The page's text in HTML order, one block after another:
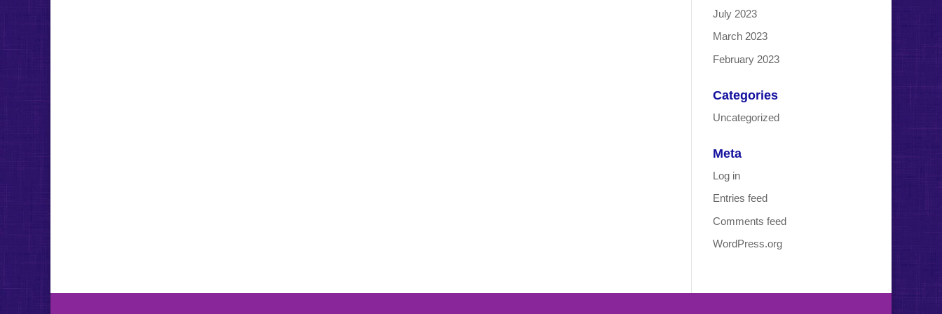
July 2023
March 2023
February 2023
Categories
Uncategorized
Meta
Log in
Entries feed
Comments feed
WordPress.org